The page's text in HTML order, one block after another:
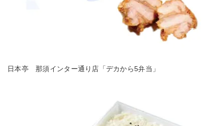
日本亭 那須インター通り店「デカから5弁当」